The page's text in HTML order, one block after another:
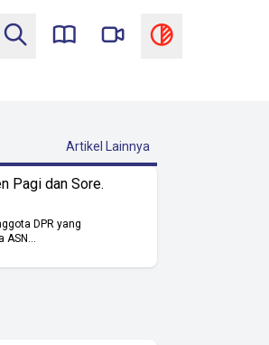
Artikel Lainnya
Pagi dan Sore.
DPR yang
ASN...